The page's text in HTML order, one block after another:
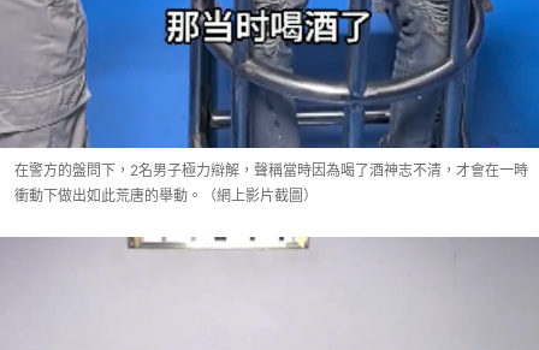
在警方的盤問下，2名男子極力辯解，聲稱當時因為喝了酒神志不清，才會在一時
衝動下做出如此荒唐的舉動。（網上影片截圖）